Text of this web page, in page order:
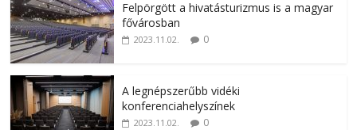
Felpörgött a hivatásturizmus is a magyar
fővárosban
2023.11.02. 0
A legnépszerűbb vidéki
konferenciahelyszínek
2023.11.02. 0